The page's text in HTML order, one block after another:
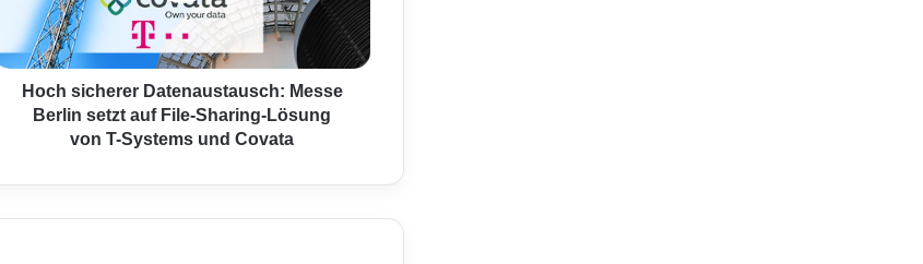
Hoch sicherer Datenaustausch: Messe
Berlin setzt auf File-Sharing-Lösung
von T-Systems und Covata